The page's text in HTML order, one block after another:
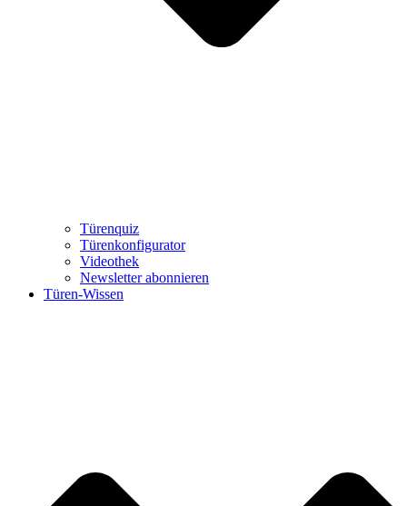
Türenquiz
Türenkonfigurator
Videothek
Newsletter abonnieren
Türen-Wissen